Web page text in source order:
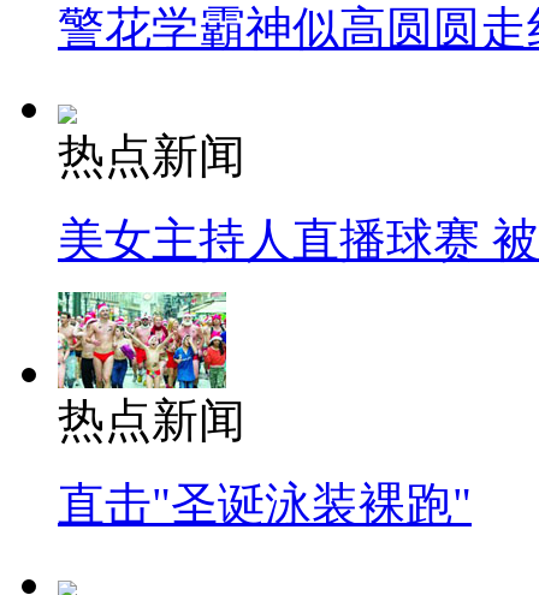
警花学霸神似高圆圆走
热点新闻
美女主持人直播球赛
热点新闻
直击"圣诞泳装裸跑"